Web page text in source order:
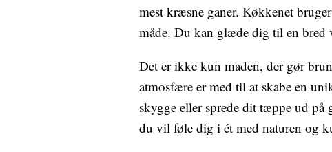
mest kræsne ganer. Køkkenet
måde. Du kan glæde dig til en bred
Det er ikke kun maden, der gør
atmosfære er med til at skabe en
skygge eller sprede dit tæppe ud
du vil føle dig i ét med naturen og